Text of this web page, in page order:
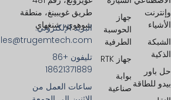
جهاز
الحوسبة
الطرفية
جهاز RTK
بوابة
صناعية
وإنترنت
الأشياء
الشبكة
الذكية
حل باور
بيدو للطاقة
طريق غويبينغ، منطقة
شوهوي، شنغهاي
البريد الإلكتروني:
تليفون +86
18621371889
ساعات العمل من